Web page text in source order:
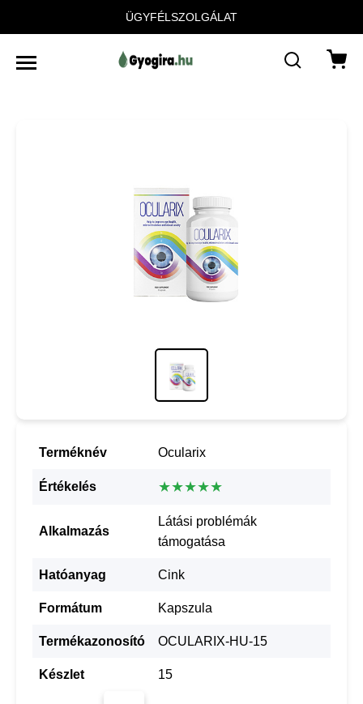
ÜGYFÉLSZOLGÁLAT
Terméknév Ocularix
Értékelés ★★★★★
Alkalmazás
Látási problémák
támogatása
Hatóanyag Cink
Formátum Kapszula
Termékazonosító OCULARIX-HU-15
Készlet 15